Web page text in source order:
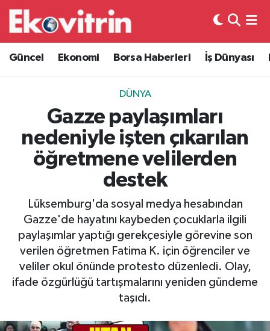
Güncel Ekonomi Borsa Haberleri İş Dünyası
DÜNYA
Gazze paylaşımları
nedeniyle işten çıkarılan
öğretmene velilerden
destek
Lüksemburg'da sosyal medya hesabından
Gazze'de hayatını kaybeden çocuklarla ilgili
paylaşımlar yaptığı gerekçesiyle görevine son
verilen öğretmen Fatima K. için öğrenciler ve
veliler okul önünde protesto düzenledi. Olay,
ifade özgürlüğü tartışmalarını yeniden gündeme
taşıdı.
Güncel
Ekonomi
Borsa Haberleri
İş Dünyası
Lojistik
Otovitrin
Asayiş
Magazin
Gayrimenkul
Spor
Hava Durumu
Trafik Durumu
Süper Lig Puan Durumu ve Fikstür
Tüm Manşetler
Son Dakika Haberleri
Haber Arşivi